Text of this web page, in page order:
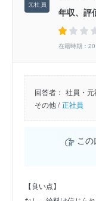
年収、評
在籍時期：
回答者： 社員・元
その他 / 正社員
この
【良い点】